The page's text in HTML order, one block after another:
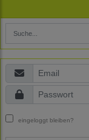
eingeloggt bleiben?